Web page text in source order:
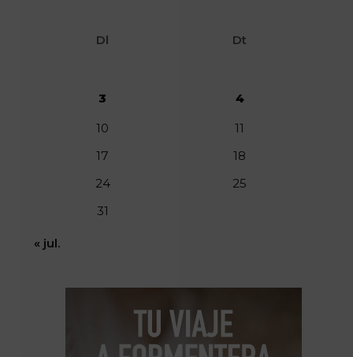
Dl Dt
3
4
10
11
17
18
24
25
31
« jul.